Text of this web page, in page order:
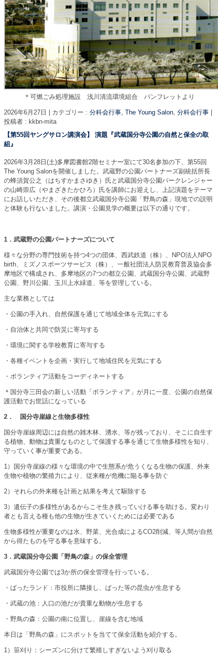
＊可燃ごみ処理施設 浅川清流環境組合 パンフレットより
2026年6月27日 | カテゴリー : 分科会行事, The Young Salon 分科会行事 |
投稿者 : kkbn-mita
【第55回ヤングサロン講演会】 演題『武蔵国分寺公園の自然と保全の取
組』
2026年3月28日(土)多摩図書館2階セミナー室にて30名参加の下、第55回
The Young Salonを開催しました。武蔵野の公園パートナーズ副統括所長
の蜂須賀公之（はちすかまさゆき）氏と武蔵国分寺公園パークレンジャー
の山崎崇広（やまざきたかひろ）氏を講師にお迎えし、上記演題をテーマ
にお話しいただき、その後都立武蔵国分寺公園「野鳥の森」現地での説明
と体験も行ないました。講演・公園見学の概要は以下の通りです。
1 ．武蔵野の公園パートナーズについて
様々な分野の専門技術を持つ4つの団体、西武鉄道（株）、NPO法人NPO
birth、ミズノスポーツサービス（株）、一般社団法人防災教育普及協会多
摩地区で構成され、多摩地区の7つの都立公園、武蔵国分寺公園、武蔵野
公園、野川公園、玉川上水緑道、等を管理している。
主な業務としては
・公園の手入れ、自然保護を通じて地域全体を元気にする
・自治体と共同で防災に寄与する
・環境に関する学校教育に寄与する
・各種イベントを企画・実行して地域住民を元気にする
・ボランティア活動をコーディネートする
＊国分寺三田会の新しい活動「ボランティア」が月に一度、公園の自然保
護活動でお世話になっている
2 ． 国分寺崖線と生物多様性
国分寺崖線周辺には自然の雑木林、湧水、等が残っており、そこに自生す
る植物、動物は貴重なものとして保護する事を通じて生物多様性を知り、
守っていく事が重要である。
1）国分寺崖線の様々な環境の中で生態系が危うくなる生物の保護、外来
生物や植物の繁殖力により、従来種が危機に陥る事を防ぐ
2）それらの外来種を計画と結果を考えて駆除する
3）遺伝子の多様性があるからこそ生き残っていける事を助ける。変わり
者とも言える種も他の生物が生きていくためには必要である
生物多様性が重要なのは水、野菜、光合成によるCO2削減、等人間が自然
から得たものを守る事を意味する。
3 ．武蔵国分寺公園「野鳥の森」の保全管理
武蔵国分寺公園では3か所の保全管理を行っている。
・ばったランド：市役所に隣接し、ばった等の昆虫が生息する
・武蔵の池：人口の池だが貴重な動物が生息する
・野鳥の森：公園の南に位置し、崖線を含む地域
本日は「野鳥の森」にスポットを当てて保全活動を紹介する。
1）笹刈り：シーズンに分けて繁殖しすぎないよう刈り取る